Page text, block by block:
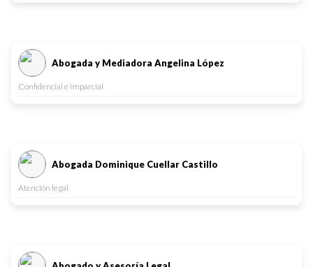
Abogada y Mediadora Angelina López
Confidencial e imparcial
Abogada Dominique Cuellar Castillo
Atención legal